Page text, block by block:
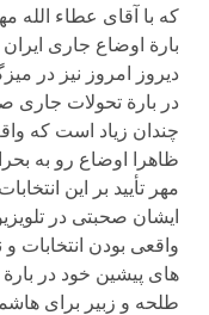
که با آقای عطاء الله
بارة اوضاع جاری
دیروز امروز نیز در
چندان زیاد است که
ظاهرا اوضاع رو به
مهر تأیید بر این
ایشان صحبتی در
واقعی بودن انتخابات و
های پیشین خود در
طلحه و زبیر برای